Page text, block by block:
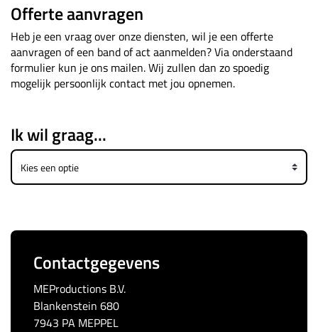
Offerte aanvragen
Heb je een vraag over onze diensten, wil je een offerte
aanvragen of een band of act aanmelden? Via onderstaand
formulier kun je ons mailen. Wij zullen dan zo spoedig
mogelijk persoonlijk contact met jou opnemen.
Ik wil graag...
Contactgegevens
MEProductions B.V.
Blankenstein 680
7943 PA MEPPEL